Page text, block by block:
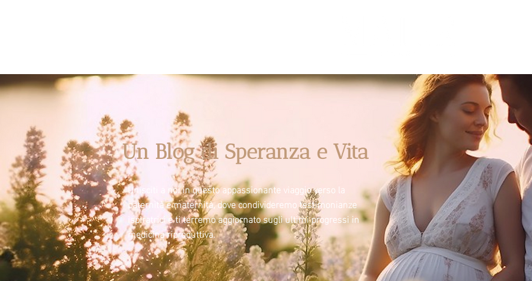
Un Blog di Speranza e Vita
Unisciti a noi in questo appassionante viaggio verso la
paternità e maternità, dove condivideremo testimonianze
ispiratrici e ti terremo aggiornato sugli ultimi progressi in
medicina riproduttiva.